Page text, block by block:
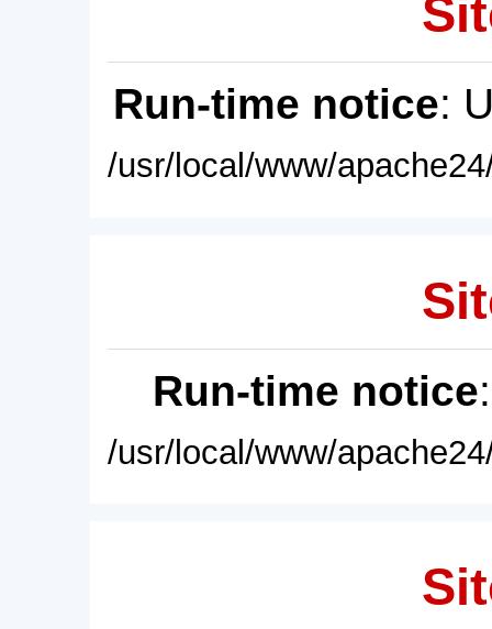
Run-time notice:
/usr/local/www/
Run-time notice
/usr/local/www/